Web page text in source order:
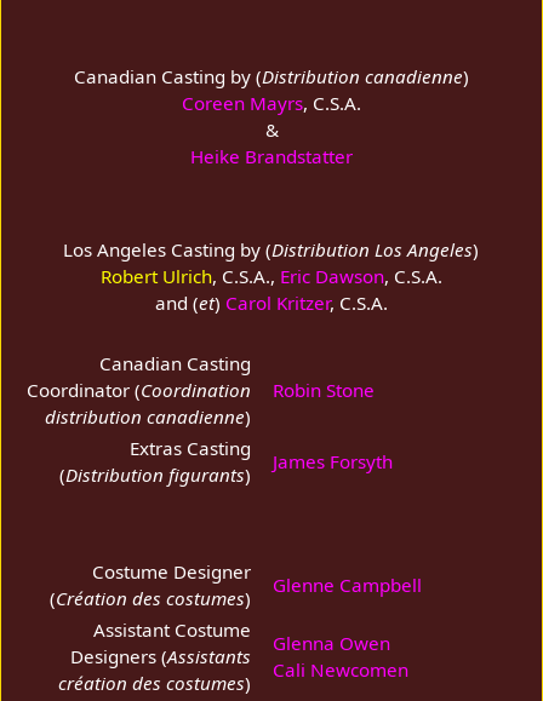
Canadian Casting by (Distribution canadienne)
Coreen Mayrs, C.S.A.
&
Heike Brandstatter
Los Angeles Casting by (Distribution Los Angeles)
Robert Ulrich, C.S.A., Eric Dawson, C.S.A.
and (et) Carol Kritzer, C.S.A.
Canadian Casting
Coordinator (Coordination
distribution canadienne)
Robin Stone
Extras Casting
(Distribution figurants)
James Forsyth
Costume Designer
(Création des costumes)
Glenne Campbell
Assistant Costume
Designers (Assistants
création des costumes)
Glenna Owen
Cali Newcomen